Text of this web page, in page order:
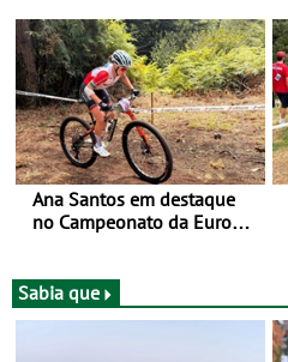
a Portugal - Prova decorre
entre 5 e 16 de Agosto
Ana Santos em destaque
no Campeonato da Europa
Sabia que